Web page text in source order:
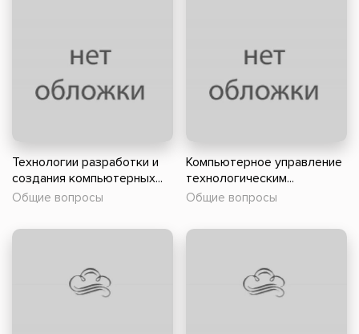
Технологии разработки и
создания компьютерных...
Общие вопросы
Компьютерное управление
технологическим...
Общие вопросы